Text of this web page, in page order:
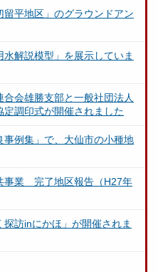
平地区」のグラウンドアン
解説模型」を展示していま
会雄勝支部と一般社団法人
調印式が開催されました
事例集」で、大仙市の小種地
事業 完了地区報告（H27年
探訪inにかほ」が開催されま